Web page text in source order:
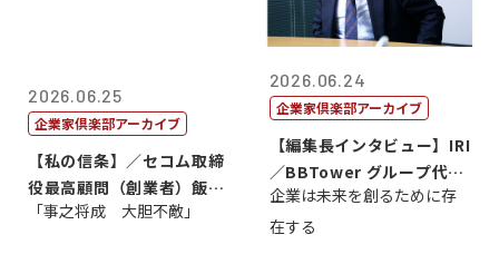
2026.06.25
企業家倶楽部アーカイブ
【私の信条】／セコム取締
役最高顧問（創業者）飯田
亮
「事之将成 大胆不敵」
2026.06.24
企業家倶楽部アーカイブ
【編集長インタビュー】IRI
／BBTower グループ代表
藤...
企業は未来を創るために存
在する